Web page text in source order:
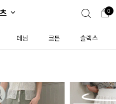
0
ENG
플러스핏 회원혜택 입
0
데님 코튼 슬랙스